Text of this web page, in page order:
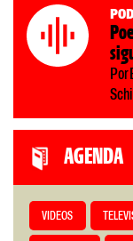
Por
AGENDA
VIDEOS